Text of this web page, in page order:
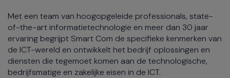
Met een team van hoogopgeleide professionals, state-
of-the-art informatietechnologie en meer dan 30 jaar
ervaring begrijpt Smart Com de specifieke kenmerken van
de ICT-wereld en ontwikkelt het bedrijf oplossingen en
diensten die tegemoet komen aan de technologische,
bedrijfsmatige en zakelijke eisen in de ICT.